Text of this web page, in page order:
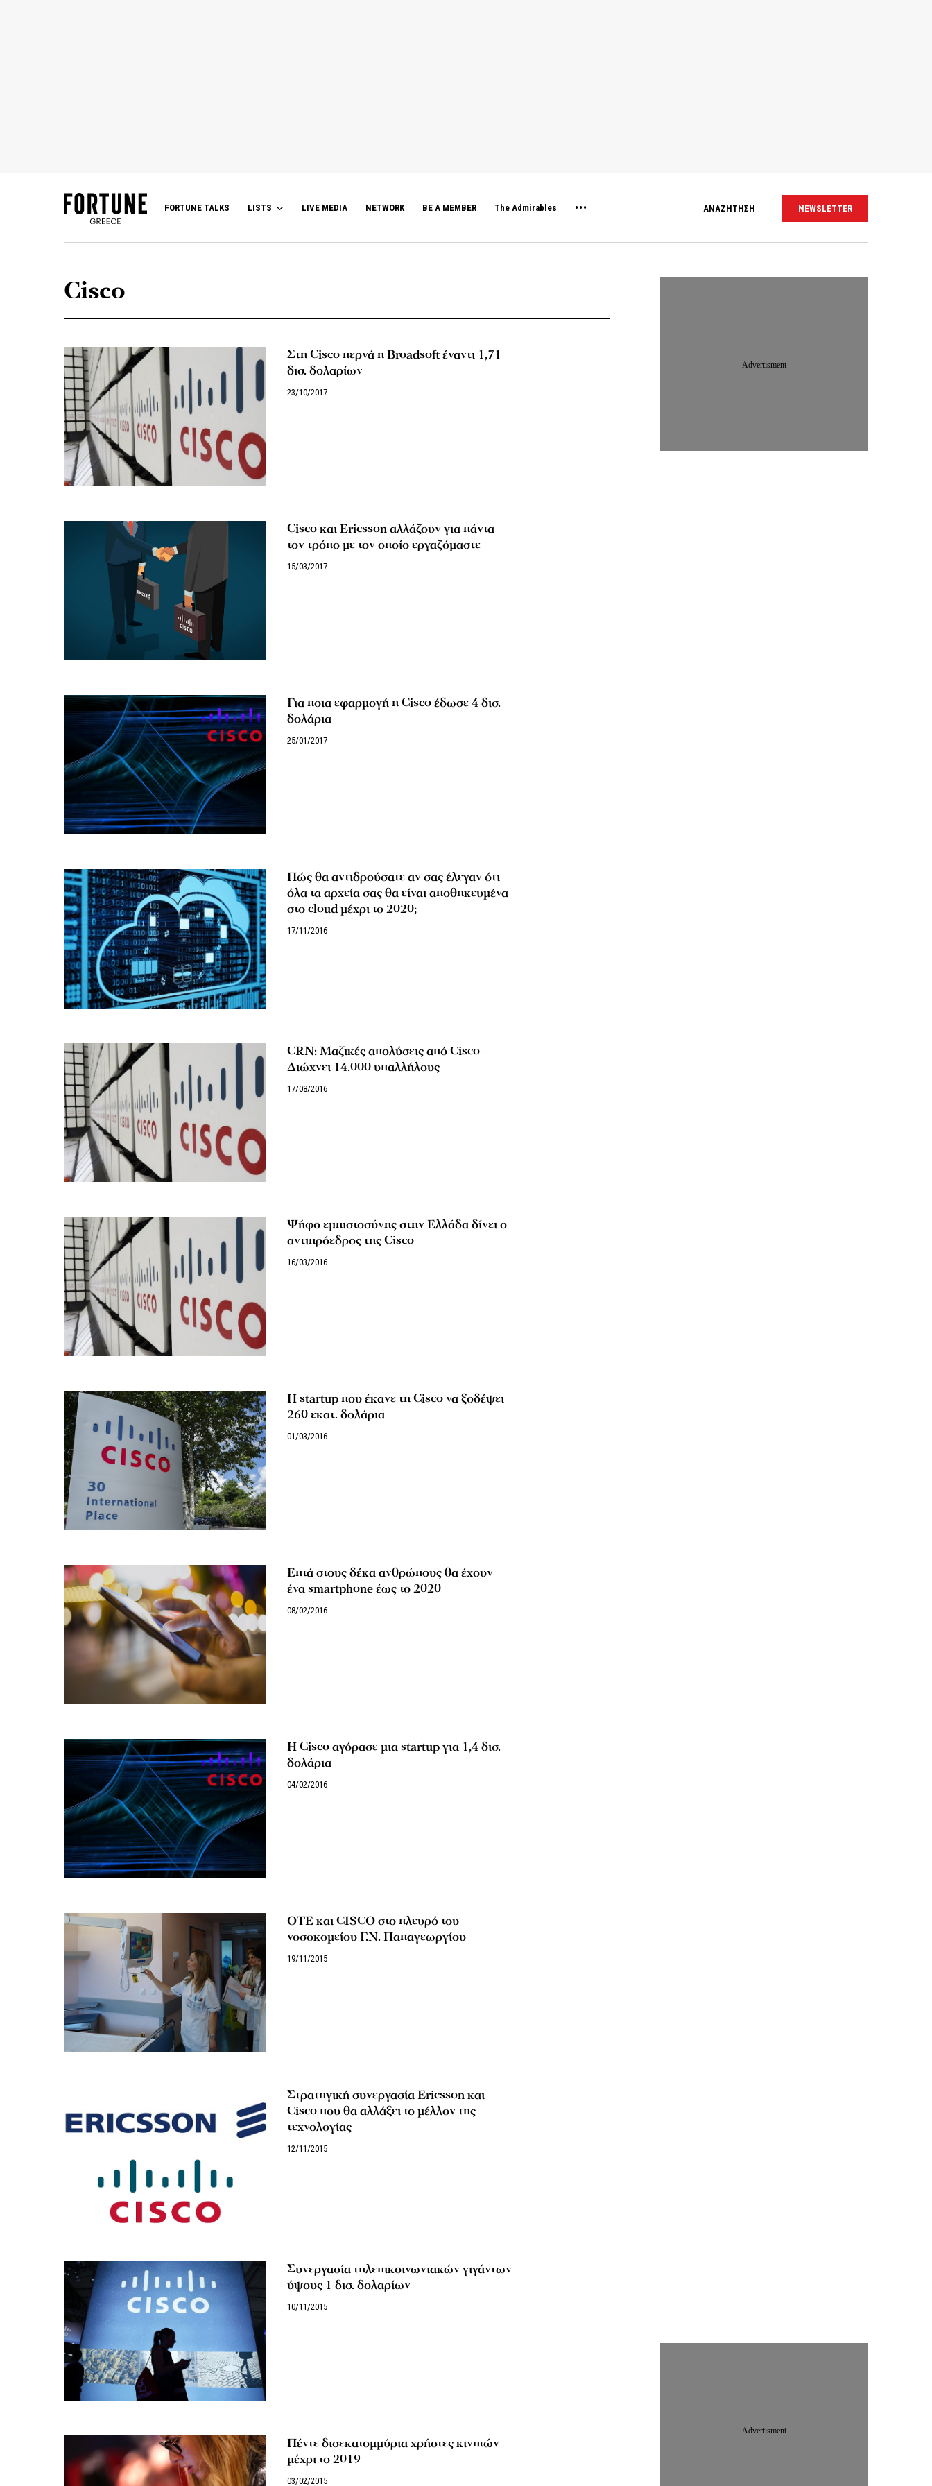
FORTUNE TALKS LISTS LIVE MEDIA NETWORK BE A MEMBER The Admirables ΑΝΑΖΗΤΗΣΗ NEWSLETTER
Cisco
Στη Cisco περνά η Broadsoft έναντι 1,71
δισ. δολαρίων
23/10/2017
Cisco και Ericsson αλλάζουν για πάντα
τον τρόπο με τον οποίο εργαζόμαστε
15/03/2017
Για ποια εφαρμογή η Cisco έδωσε 4 δισ.
δολάρια
25/01/2017
Πώς θα αντιδρούσατε αν σας έλεγαν ότι
όλα τα αρχεία σας θα είναι αποθηκευμένα
στο cloud μέχρι το 2020;
17/11/2016
CRN: Μαζικές απολύσεις από Cisco –
Διώχνει 14.000 υπαλλήλους
17/08/2016
Ψήφο εμπιστοσύνης στην Ελλάδα δίνει ο
αντιπρόεδρος της Cisco
16/03/2016
Η startup που έκανε τη Cisco να ξοδέψει
260 εκατ. δολάρια
01/03/2016
Επτά στους δέκα ανθρώπους θα έχουν
ένα smartphone έως το 2020
08/02/2016
Η Cisco αγόρασε μια startup για 1,4 δισ.
δολάρια
04/02/2016
ΟΤΕ και CISCO στο πλευρό του
νοσοκομείου Γ.Ν. Παπαγεωργίου
19/11/2015
Στρατηγική συνεργασία Ericsson και
Cisco που θα αλλάξει το μέλλον της
τεχνολογίας
12/11/2015
Συνεργασία τηλεπικοινωνιακών γιγάντων
ύψους 1 δισ. δολαρίων
10/11/2015
Πέντε δισεκατομμύρια χρήστες κινητών
μέχρι το 2019
03/02/2015